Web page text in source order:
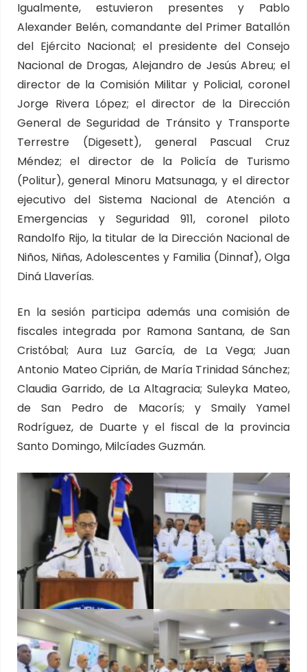
Igualmente, estuvieron presentes y Pablo
Alexander Belén, comandante del Primer Batallón
del Ejército Nacional; el presidente del Consejo
Nacional de Drogas, Alejandro de Jesús Abreu; el
director de la Comisión Militar y Policial, coronel
Jorge Rivera López; el director de la Dirección
General de Seguridad de Tránsito y Transporte
Terrestre (Digesett), general Pascual Cruz
Méndez; el director de la Policía de Turismo
(Politur), general Minoru Matsunaga, y el director
ejecutivo del Sistema Nacional de Atención a
Emergencias y Seguridad 911, coronel piloto
Randolfo Rijo, la titular de la Dirección Nacional de
Niños, Niñas, Adolescentes y Familia (Dinnaf), Olga
Diná Llaverías.
En la sesión participa además una comisión de
fiscales integrada por Ramona Santana, de San
Cristóbal; Aura Luz García, de La Vega; Juan
Antonio Mateo Ciprián, de María Trinidad Sánchez;
Claudia Garrido, de La Altagracia; Suleyka Mateo,
de San Pedro de Macorís; y Smaily Yamel
Rodríguez, de Duarte y el fiscal de la provincia
Santo Domingo, Milcíades Guzmán.